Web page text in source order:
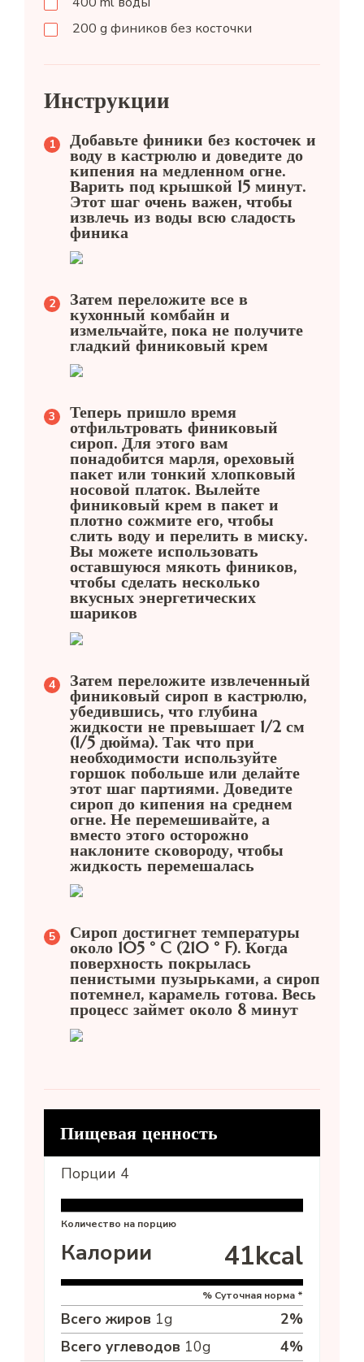
200 g фиников без косточки
Инструкции
Добавьте финики без косточек и
воду в кастрюлю и доведите до
кипения на медленном огне.
Варить под крышкой 15 минут.
Этот шаг очень важен, чтобы
извлечь из воды всю сладость
финика
Затем переложите все в
кухонный комбайн и
измельчайте, пока не получите
гладкий финиковый крем
Теперь пришло время
отфильтровать финиковый
сироп. Для этого вам
понадобится марля, ореховый
пакет или тонкий хлопковый
носовой платок. Вылейте
финиковый крем в пакет и
плотно сожмите его, чтобы
слить воду и перелить в миску.
Вы можете использовать
оставшуюся мякоть фиников,
чтобы сделать несколько
вкусных энергетических
шариков
Затем переложите извлеченный
финиковый сироп в кастрюлю,
убедившись, что глубина
жидкости не превышает 1/2 см
(1/5 дюйма). Так что при
необходимости используйте
горшок побольше или делайте
этот шаг партиями. Доведите
сироп до кипения на среднем
огне. Не перемешивайте, а
вместо этого осторожно
наклоните сковороду, чтобы
жидкость перемешалась
Сироп достигнет температуры
около 105 ° C (210 ° F). Когда
поверхность покрылась
пенистыми пузырьками, а сироп
потемнел, карамель готова. Весь
процесс займет около 8 минут
Пищевая ценность
Порции 4
Количество на порцию
Калории 41kcal
% Суточная норма *
Всего жиров 1g 2%
Всего углеводов 10g 4%